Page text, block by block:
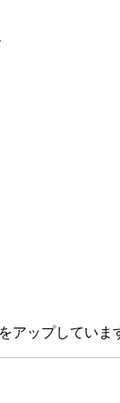
ップしていま